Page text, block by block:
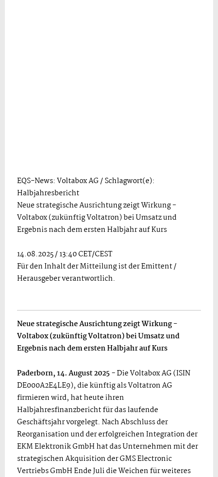
EQS-News: Voltabox AG / Schlagwort(e):
Halbjahresbericht
Neue strategische Ausrichtung zeigt Wirkung -
Voltabox (zukünftig Voltatron) bei Umsatz und
Ergebnis nach dem ersten Halbjahr auf Kurs
14.08.2025 / 13:40 CET/CEST
Für den Inhalt der Mitteilung ist der Emittent /
Herausgeber verantwortlich.
Neue strategische Ausrichtung zeigt Wirkung -
Voltabox (zukünftig Voltatron) bei Umsatz und
Ergebnis nach dem ersten Halbjahr auf Kurs
Paderborn, 14. August 2025 - Die Voltabox AG (ISIN
DE000A2E4LE9), die künftig als Voltatron AG
firmieren wird, hat heute ihren
Halbjahresfinanzbericht für das laufende
Geschäftsjahr vorgelegt. Nach Abschluss der
Reorganisation und der erfolgreichen Integration der
EKM Elektronik GmbH hat das Unternehmen mit der
strategischen Akquisition der GMS Electronic
Vertriebs GmbH Ende Juli die Weichen für weiteres